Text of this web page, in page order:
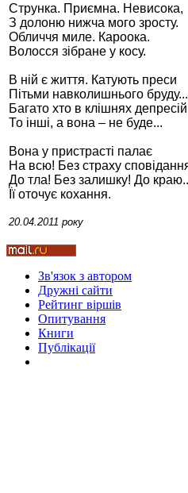
Стамбул 2010
Струнка. Приємна. Невисока,
З долоню нижча мого зросту.
Обличчя миле. Кароока.
Волосся зібране у косу.
В ній є життя. Катують преси
Пітьми навколишнього бруду...
Багато хто в клішнях
То інші, а вона – не буде...
Вона у пристрасті палає
На всю! Без страху
До тла! Без залишку! До
Її оточує кохання.
20.04.2011 року
Зв'язок з автором
Дружні cайти
Рейтинг віршів
Опитування
Книги
Публікації